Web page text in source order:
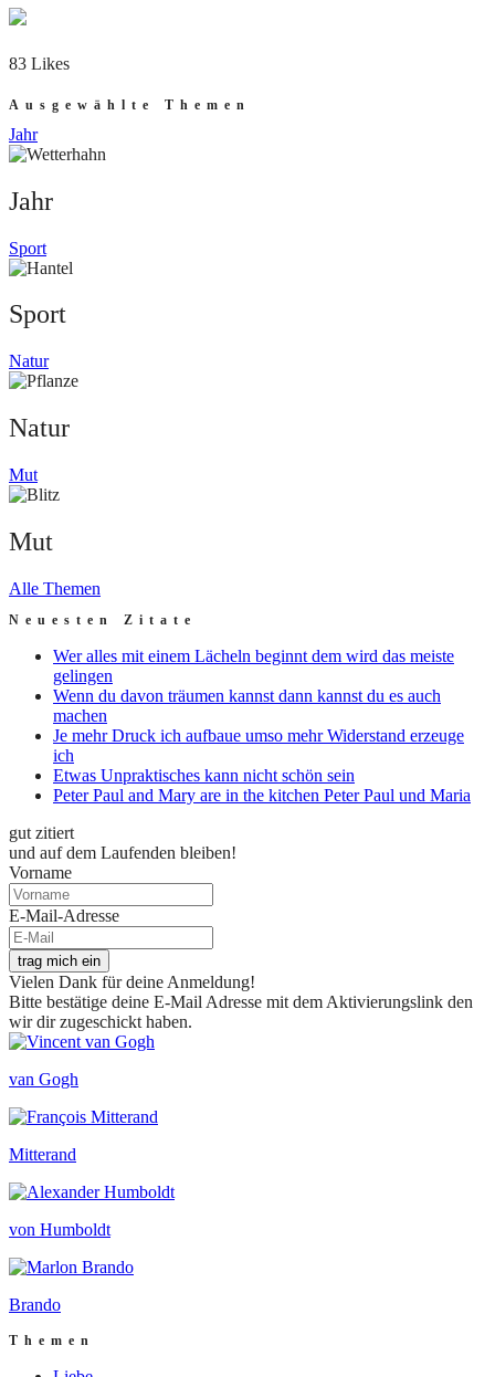
83 Likes
Ausgewählte Themen
Jahr
Jahr
Sport
Sport
Natur
Natur
Mut
Mut
Alle Themen
Neuesten Zitate
Wer alles mit einem Lächeln beginnt dem wird das meiste
gelingen
Wenn du davon träumen kannst dann kannst du es auch
machen
Je mehr Druck ich aufbaue umso mehr Widerstand erzeuge
ich
Etwas Unpraktisches kann nicht schön sein
Peter Paul and Mary are in the kitchen Peter Paul und Maria
gut zitiert
und auf dem Laufenden bleiben!
Vorname
E-Mail-Adresse
trag mich ein
Vielen Dank für deine Anmeldung!
Bitte bestätige deine E-Mail Adresse mit dem Aktivierungslink den
wir dir zugeschickt haben.
van Gogh
Mitterand
von Humboldt
Brando
Themen